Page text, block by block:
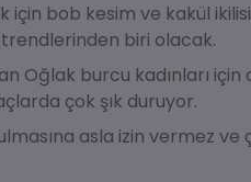
için bob kesim ve kakül
trendlerinden biri olacak.
Oğlak burcu kadınları için
çok şık duruyor.
asla izin vermez ve